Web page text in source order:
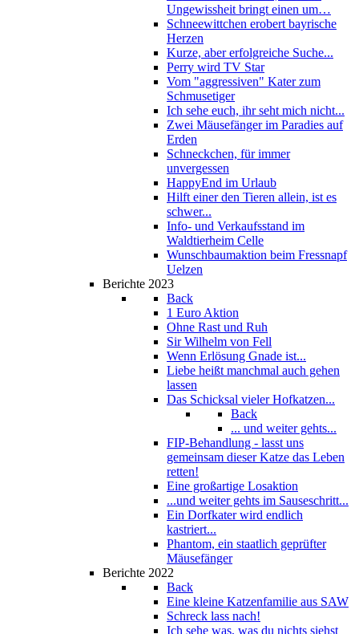
Ungewissheit bringt einen um…
Schneewittchen erobert bayrische
Herzen
Kurze, aber erfolgreiche Suche...
Perry wird TV Star
Vom "aggressiven" Kater zum
Schmusetiger
Ich sehe euch, ihr seht mich nicht...
Zwei Mäusefänger im Paradies auf
Erden
Schneckchen, für immer
unvergessen
HappyEnd im Urlaub
Hilft einer den Tieren allein, ist es
schwer...
Info- und Verkaufsstand im
Waldtierheim Celle
Wunschbaumaktion beim Fressnapf
Uelzen
Berichte 2023
Back
1 Euro Aktion
Ohne Rast und Ruh
Sir Wilhelm von Fell
Wenn Erlösung Gnade ist...
Liebe heißt manchmal auch gehen
lassen
Das Schicksal vieler Hofkatzen...
Back
... und weiter gehts...
FIP-Behandlung - lasst uns
gemeinsam dieser Katze das Leben
retten!
Eine großartige Losaktion
...und weiter gehts im Sauseschritt...
Ein Dorfkater wird endlich
kastriert...
Phantom, ein staatlich geprüfter
Mäusefänger
Berichte 2022
Back
Eine kleine Katzenfamilie aus SAW
Schreck lass nach!
Ich sehe was, was du nichts siehst